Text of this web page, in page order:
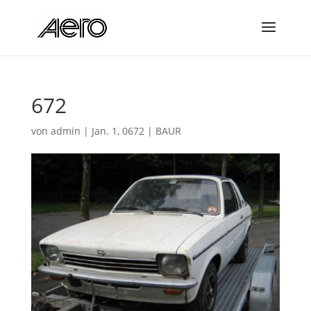
672
von admin | Jan. 1, 0672| BAUR